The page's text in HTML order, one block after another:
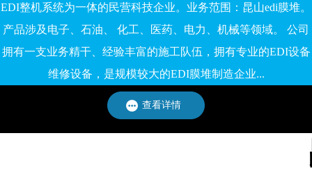
EDI整机系统为一体的民营科技企业。业务范围：昆山edi膜堆。
产品涉及电子、石油、 化工、医药、电力、机械等领域。 公司
拥有一支业务精干、经验丰富的施工队伍，拥有专业的EDI设备
维修设备，是规模较大的EDI膜堆制造企业...
查看详情